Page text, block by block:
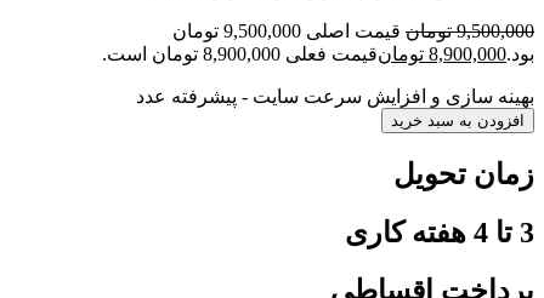
9,500,000 تومان
قیمت اصلی 9,500,000 تومان
بود.8,900,000 تومانقیمت فعلی 8,900,000 تومان است.
بهینه سازی و افزایش سرعت سایت - پیشرفته عدد
افزودن به سبد خرید
زمان تحویل
3 تا 4 هفته کاری
پرداخت اقساطی